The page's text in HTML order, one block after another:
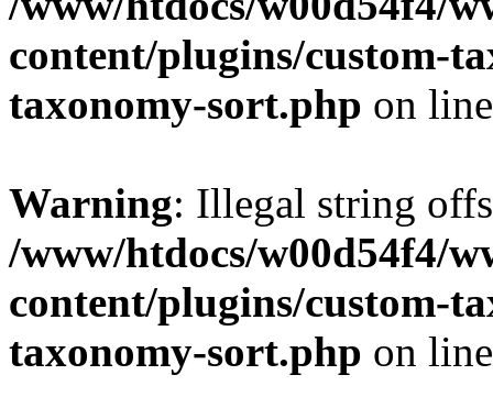
content/plugins/custom-
taxonomy-sort.php on
Warning: Illegal string
/www/htdocs/w00d54f4/
content/plugins/custom-
taxonomy-sort.php on